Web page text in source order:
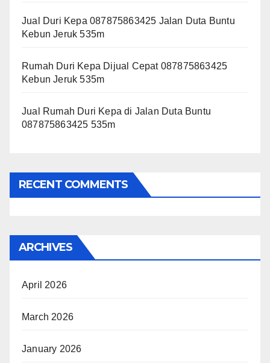
Jual Duri Kepa 087875863425 Jalan Duta Buntu
Kebun Jeruk 535m
Rumah Duri Kepa Dijual Cepat 087875863425
Kebun Jeruk 535m
Jual Rumah Duri Kepa di Jalan Duta Buntu
087875863425 535m
RECENT COMMENTS
ARCHIVES
April 2026
March 2026
January 2026